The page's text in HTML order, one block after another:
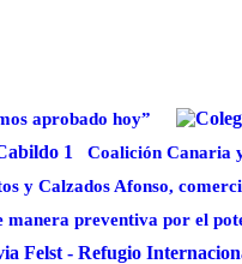
aprobado hoy”
Coalición Canaria
y Calzados Afonso,
manera preventiva por el